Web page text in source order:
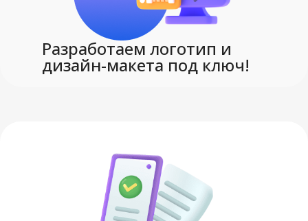
Разработаем логотип и
дизайн-макета под ключ!